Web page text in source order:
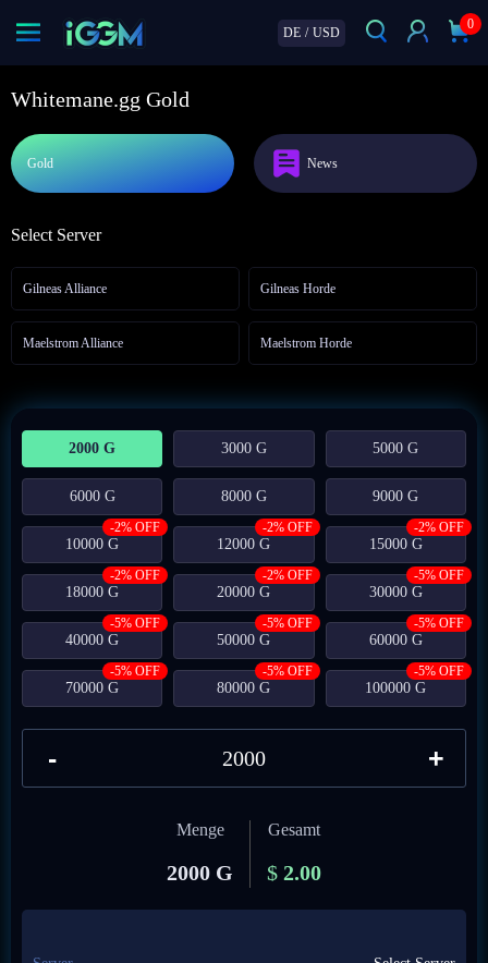
DE / USD
0
Whitemane.gg Gold
Gold News
Select Server
Gilneas Alliance Gilneas Horde
Maelstrom Alliance Maelstrom Horde
2000 G 3000 G 5000 G
6000 G 8000 G 9000 G
10000 G
-2% OFF
12000 G
-2% OFF
15000 G
-2% OFF
18000 G
-2% OFF
20000 G
-2% OFF
30000 G
-5% OFF
40000 G
-5% OFF
50000 G
-5% OFF
60000 G
-5% OFF
70000 G
-5% OFF
80000 G
-5% OFF
100000 G
-5% OFF
- +
Menge
2000 G
Gesamt
$ 2.00